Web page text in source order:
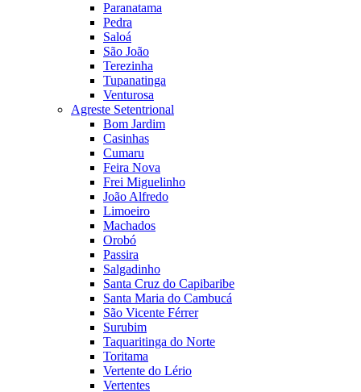
Paranatama
Pedra
Saloá
São João
Terezinha
Tupanatinga
Venturosa
Agreste Setentrional
Bom Jardim
Casinhas
Cumaru
Feira Nova
Frei Miguelinho
João Alfredo
Limoeiro
Machados
Orobó
Passira
Salgadinho
Santa Cruz do Capibaribe
Santa Maria do Cambucá
São Vicente Férrer
Surubim
Taquaritinga do Norte
Toritama
Vertente do Lério
Vertentes